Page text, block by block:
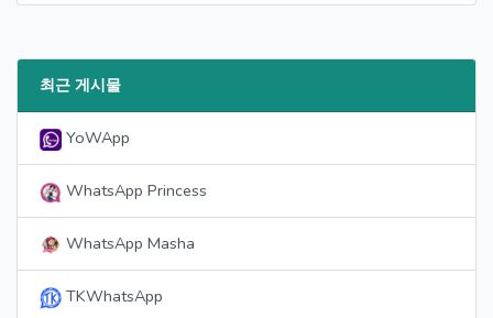
최근 게시물
YoWApp
WhatsApp Princess
WhatsApp Masha
TKWhatsApp